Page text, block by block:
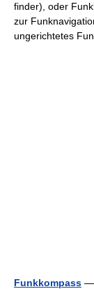
finder), oder
zur
ungerichtetes
Funkkompass —